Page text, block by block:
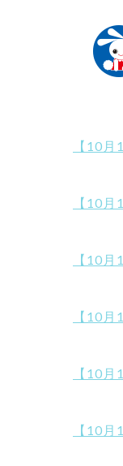
【10
【10
【10
【10
【10
【10